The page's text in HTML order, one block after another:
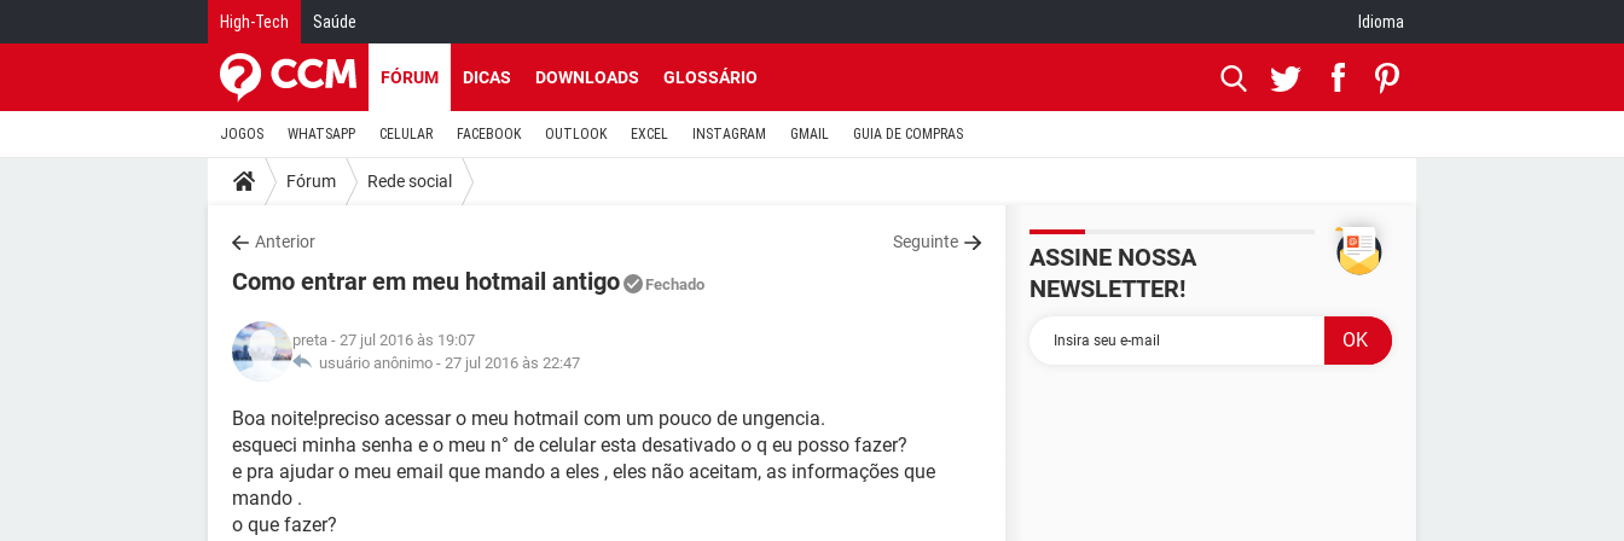
High-Tech Saúde Idioma
FÓRUM DICAS DOWNLOADS GLOSSÁRIO
JOGOS WHATSAPP CELULAR FACEBOOK OUTLOOK EXCEL INSTAGRAM GMAIL GUIA DE COMPRAS
Fórum Rede social
Anterior Seguinte
Como entrar em meu hotmail antigo Fechado
preta - 27 jul 2016 às 19:07
usuário anônimo - 27 jul 2016 às 22:47
Boa noite!preciso acessar o meu hotmail com um pouco de ungencia.
esqueci minha senha e o meu n° de celular esta desativado o q eu posso fazer?
e pra ajudar o meu email que mando a eles , eles não aceitam, as informações que
mando .
o que fazer?
ASSINE NOSSA
NEWSLETTER!